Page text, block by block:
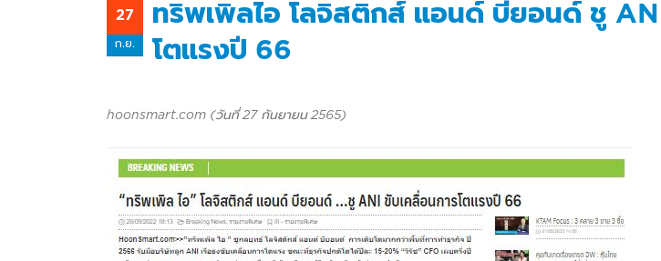
27
ก.ย.
ทริพเพิลไอ โลจิสติกส์ แอนด์ บียอนด์ ชู
โตแรงปี 66
hoonsmart.com (วันที่ 27 กันยายน 2565)